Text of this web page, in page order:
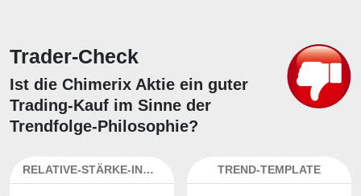
Trader-Check
Ist die Chimerix Aktie ein guter
Trading-Kauf im Sinne der
Trendfolge-Philosophie?
RELATIVE-STÄRKE-INDEX TREND-TEMPLATE